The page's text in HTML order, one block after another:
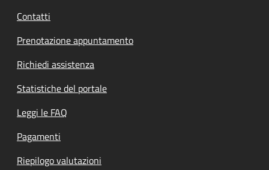
Contatti
Prenotazione appuntamento
Richiedi assistenza
Statistiche del portale
Leggi le FAQ
Pagamenti
Riepilogo valutazioni